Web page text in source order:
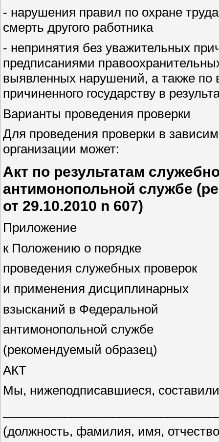
- нарушения правил по охране
смерть другого работника
- непринятия без уважительных
предписаниями
выявленных нарушений, а также
причиненного государству в
Варианты проведения проверки
Для проведения проверки в
организации может:
Акт по результатам
антимонопольной службе
от 29.10.2010 n 607)
Приложение
к Положению о порядке
проведения служебных проверок
и применения дисциплинарных
взысканий в Федеральной
антимонопольной службе
(рекомендуемый образец)
АКТ
Мы, нижеподписавшиеся,
(должность, фамилия, имя,